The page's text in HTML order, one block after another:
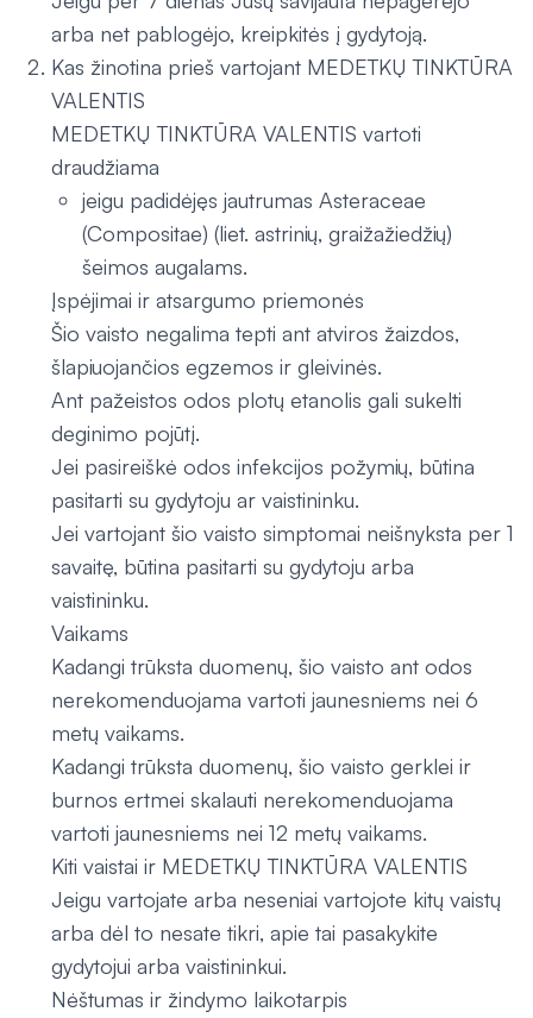
arba net pablogėjo, kreipkitės į gydytoją.
Kas žinotina prieš vartojant MEDETKŲ TINKTŪRA
VALENTIS
MEDETKŲ TINKTŪRA VALENTIS vartoti
draudžiama
jeigu padidėjęs jautrumas Asteraceae
(Compositae) (liet. astrinių, graižažiedžių)
šeimos augalams.
Įspėjimai ir atsargumo priemonės
Šio vaisto negalima tepti ant atviros žaizdos,
šlapiuojančios egzemos ir gleivinės.
Ant pažeistos odos plotų etanolis gali sukelti
deginimo pojūtį.
Jei pasireiškė odos infekcijos požymių, būtina
pasitarti su gydytoju ar vaistininku.
Jei vartojant šio vaisto simptomai neišnyksta per 1
savaitę, būtina pasitarti su gydytoju arba
vaistininku.
Vaikams
Kadangi trūksta duomenų, šio vaisto ant odos
nerekomenduojama vartoti jaunesniems nei 6
metų vaikams.
Kadangi trūksta duomenų, šio vaisto gerklei ir
burnos ertmei skalauti nerekomenduojama
vartoti jaunesniems nei 12 metų vaikams.
Kiti vaistai ir MEDETKŲ TINKTŪRA VALENTIS
Jeigu vartojate arba neseniai vartojote kitų vaistų
arba dėl to nesate tikri, apie tai pasakykite
gydytojui arba vaistininkui.
Nėštumas ir žindymo laikotarpis